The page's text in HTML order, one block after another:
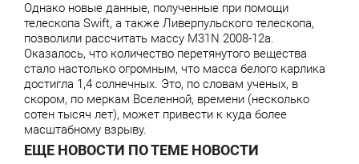
Однако новые данные, полученные при помощи
телескопа Swift, а также Ливерпульского телескопа,
позволили рассчитать массу M31N 2008-12a.
Оказалось, что количество перетянутого вещества
стало настолько огромным, что масса белого карлика
достигла 1,4 солнечных. Это, по словам ученых, в
скором, по меркам Вселенной, времени (несколько
сотен тысяч лет), может привести к куда более
масштабному взрыву.
ЕЩЕ НОВОСТИ ПО ТЕМЕ НОВОСТИ